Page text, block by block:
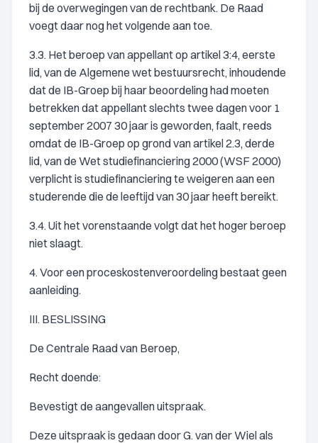
bij de overwegingen van de rechtbank. De Raad
voegt daar nog het volgende aan toe.
3.3. Het beroep van appellant op artikel 3:4, eerste
lid, van de Algemene wet bestuursrecht, inhoudende
dat de IB-Groep bij haar beoordeling had moeten
betrekken dat appellant slechts twee dagen voor 1
september 2007 30 jaar is geworden, faalt, reeds
omdat de IB-Groep op grond van artikel 2.3, derde
lid, van de Wet studiefinanciering 2000 (WSF 2000)
verplicht is studiefinanciering te weigeren aan een
studerende die de leeftijd van 30 jaar heeft bereikt.
3.4. Uit het vorenstaande volgt dat het hoger beroep
niet slaagt.
4. Voor een proceskostenveroordeling bestaat geen
aanleiding.
III. BESLISSING
De Centrale Raad van Beroep,
Recht doende:
Bevestigt de aangevallen uitspraak.
Deze uitspraak is gedaan door G. van der Wiel als